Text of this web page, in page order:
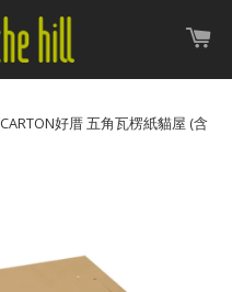
CARTON好厝 五角瓦楞紙貓屋 (含